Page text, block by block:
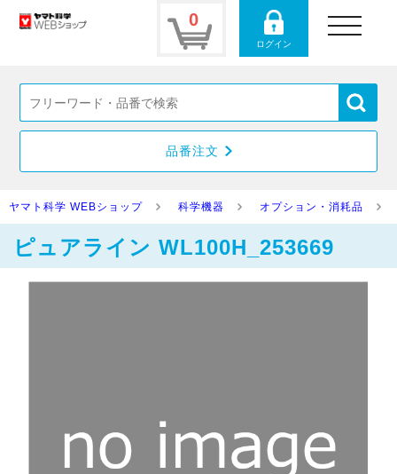
0
ログイン
toggle
navigation
品番注文
ヤマト科学 WEBショップ 科学機器 オプション・消耗品
ピュアライン WL100H_253669